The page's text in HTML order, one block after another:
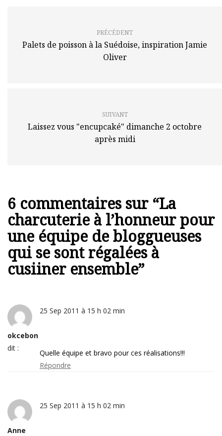
PRÉCÉDENT
Palets de poisson à la Suédoise, inspiration Jamie
Oliver
SUIVANT
Laissez vous "encupcaké" dimanche 2 octobre
après midi
6 commentaires sur “La
charcuterie à l’honneur pour
une équipe de bloggueuses
qui se sont régalées à
cusiiner ensemble”
okcebon
dit :
25 Sep 2011 à 15 h 02 min
Quelle équipe et bravo pour ces réalisations!!!
Répondre
Anne
25 Sep 2011 à 15 h 02 min